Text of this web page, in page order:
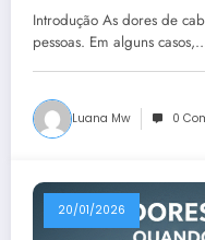
Introdução As dores de
pessoas. Em alguns
Luana Mw 0
20/01/2026